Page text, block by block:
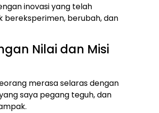
inovasi yang telah
bereksperimen, berubah, dan
Nilai dan Misi
merasa selaras dengan
saya pegang teguh, dan